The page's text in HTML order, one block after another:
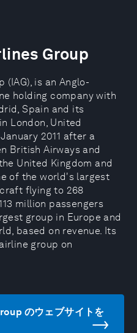
Group
(IAG), is an Anglo-
holding company with
Spain and its
London, United
2011 after a
British Airways and
United Kingdom and
of the world's largest
flying to 268
million passengers
group in Europe and
based on revenue. Its
group on
のウェブサイトを